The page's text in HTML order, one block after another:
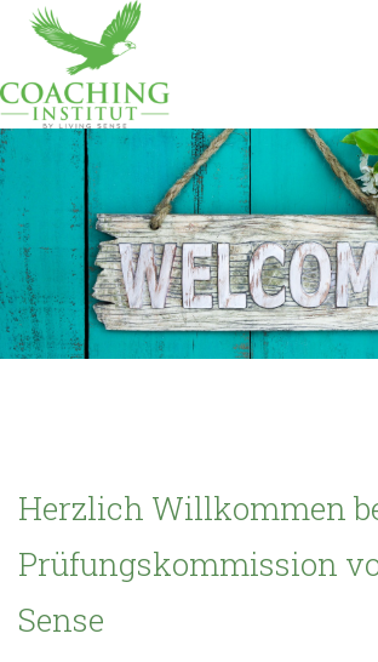
Herzlich Willkommen
Prüfungskommission
Sense